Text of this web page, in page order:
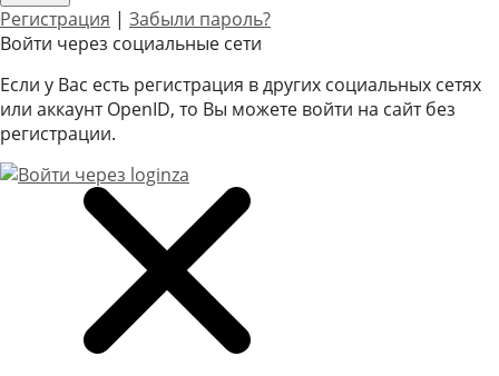
Регистрация | Забыли пароль?
Войти через социальные сети
Если у Вас есть регистрация в других социальных сетях
или аккаунт OpenID, то Вы можете войти на сайт без
регистрации.